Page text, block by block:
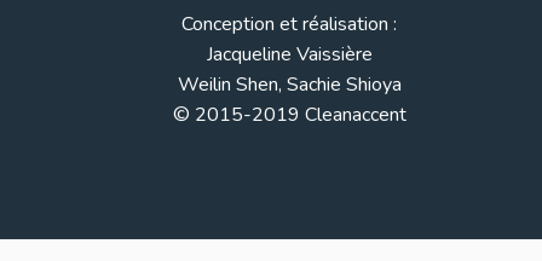
Conception et réalisation :
Jacqueline Vaissière
Weilin Shen, Sachie Shioya
© 2015-2019 Cleanaccent